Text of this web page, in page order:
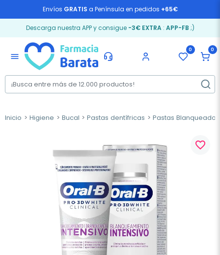
Envíos GRATIS a Península en pedidos +65€
Descarga nuestra APP y consigue -3€ EXTRA: APP-FB ;)
menu
0 0
Inicio Higiene Bucal Pastas dentífricas Pastas
favorite_border